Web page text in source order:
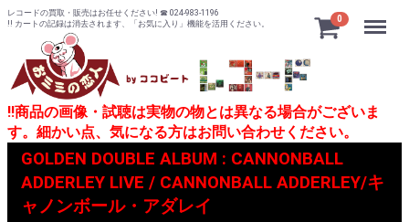
レコードの買取・販売はお任せください! ☎ 024-983-1196
!! カートの記録は消去されます、「お気に入り」機能を活用ください。
0 Menu
!!商品の画像・試聴は実物の物とは異なる場合がございま
す。細かい点、気になる方はお問い合わせください。
GOLDEN DOUBLE ALBUM : CANNONBALL
ADDERLEY LIVE / CANNONBALL ADDERLEY/キ
ャノンボール・アダレイ